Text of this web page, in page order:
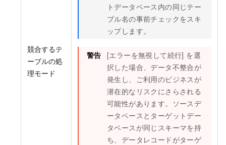
競合するテ
ーブルの処
理モード
トデータベース内の同じテー
ブル名の事前チェックをスキ
ップします。
警告
[エラーを無視して続行] を選
択した場合、データ不整合が
発生し、ご利用のビジネスが
潜在的なリスクにさらされる
可能性があります。ソースデ
ータベースとターゲットデー
タベースが同じスキーマを持
ち、データレコードがターゲ